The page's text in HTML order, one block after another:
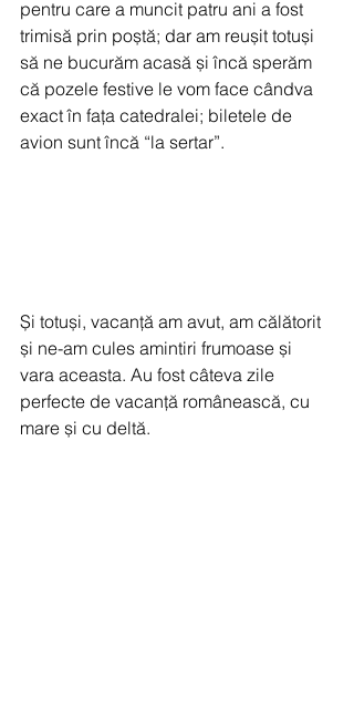
pentru care a muncit patru ani a fost
trimisă prin poștă; dar am reușit totuși
să ne bucurăm acasă și încă sperăm
că pozele festive le vom face cândva
exact în fața catedralei; biletele de
avion sunt încă “la sertar”.
Și totuși, vacanță am avut, am călătorit
și ne-am cules amintiri frumoase și
vara aceasta. Au fost câteva zile
perfecte de vacanță românească, cu
mare și cu deltă.